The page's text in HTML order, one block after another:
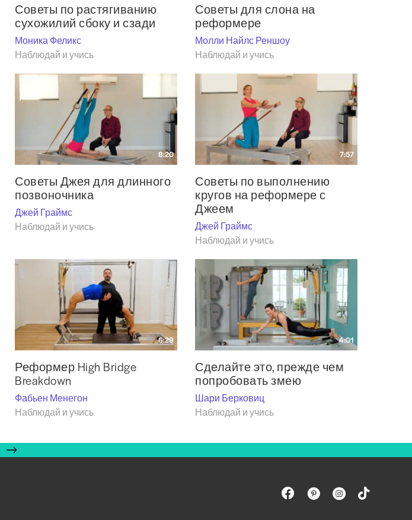
Советы по растягиванию
сухожилий сбоку и сзади
Моника Феликс
Наблюдай и учись
Советы для слона на
реформере
Молли Найлс Реншоу
Наблюдай и учись
8:20
Советы Джея для длинного
позвоночника
Джей Граймс
Наблюдай и учись
7:57
Советы по выполнению
кругов на реформере с
Джеем
Джей Граймс
Наблюдай и учись
6:29
Реформер High Bridge
Breakdown
Фабьен Менегон
Наблюдай и учись
4:01
Сделайте это, прежде чем
попробовать змею
Шари Берковиц
Наблюдай и учись